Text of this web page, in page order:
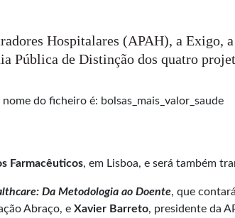
Hospitalares (APAH), a Exigo,
Pública de Distinção dos quatro
Farmacêuticos, em Lisboa, e será também
Da Metodologia ao Doente, que
Abraço, e Xavier Barreto, presidente da